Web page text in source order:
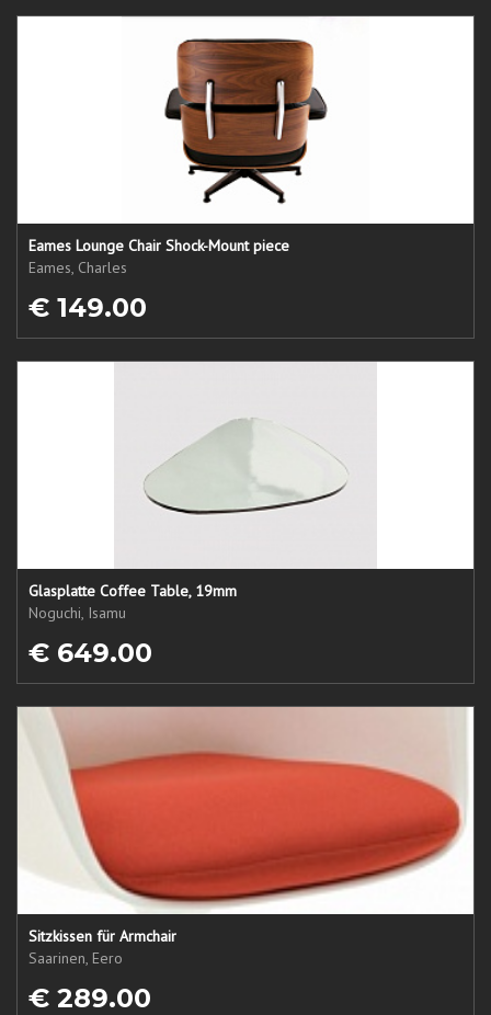
Eames Lounge Chair Shock-Mount piece
Eames, Charles
€ 149.00
Glasplatte Coffee Table, 19mm
Noguchi, Isamu
€ 649.00
Sitzkissen für Armchair
Saarinen, Eero
€ 289.00